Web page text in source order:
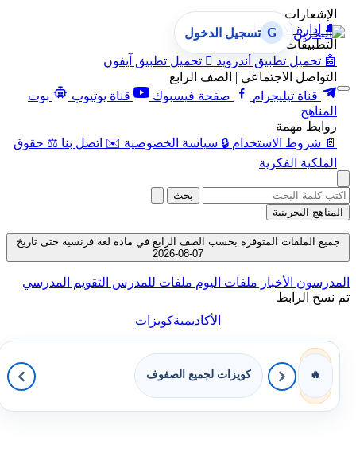
الإشعارات
🔔 إدارة الإشعارات
التطبيقات
🤖 تحميل تطبيق أندرويد  تحميل تطبيق آيفون
التواصل الاجتماعي | الصف الرابع
قناة تيليجرام
صفحة فيسبوك قناة يوتيوب
بوت
المناهج
روابط مهمة
📄 شروط الاستخدام 🔒 سياسة الخصوصية ✉️ اتصل بنا ⚖️ حقوق
الملكية الفكرية
G تسجيل الدخول
بحث
المناهج البحرينية
جميع الملفات المتوفرة بحسب الصف الرابع في مادة لغة فرنسية حتى تاريخ
07-08-2026
المدرسون الأخبار ملفات اليوم ملفات للمدرس التقويم المدرسي
تم نسخ الرابط
الأكاديميةكويزات
🔥 كويزات لجميع الصفوف